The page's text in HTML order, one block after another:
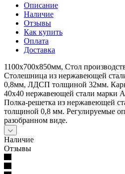
Описание
Наличие
Отзывы
Как купить
Оплата
Доставка
1100х700х850мм, Стол
Столешница из нержавеющей
0,8мм, ЛДСП толщиной 32мм.
40х40 нержавеющей стали марки
Полка-решетка из нержавеющей
толщиной 0,8 мм. Регулируемые
разобранном виде.
Наличие
Отзывы